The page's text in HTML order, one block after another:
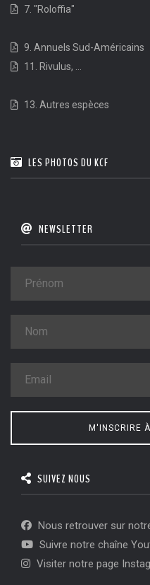
7. "Roloffia"
9. Annuels Sud-Américains
11. Rivulus, ...
13. Autres espèces
LES PHOTOS DU KCF
NEWSLETTER
M'INSCRIRE
SUIVEZ NOUS
Nous retrouver sur
Suivre notre chaîne
Visiter notre page